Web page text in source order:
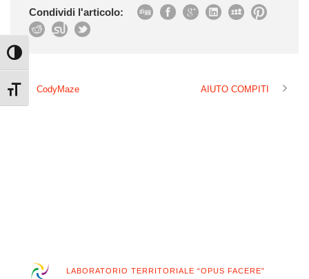
Attiva/disattiva alto contrasto
Attiva/disattiva dimensione testo
Condividi l'articolo:
CodyMaze AIUTO COMPITI
LABORATORIO TERRITORIALE “OPUS FACERE”